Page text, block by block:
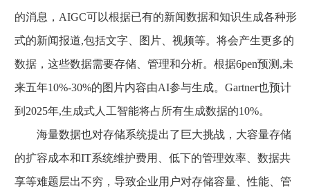
的消息，AIGC可以根据已有的新闻数据和知识生成各种形
式的新闻报道,包括文字、图片、视频等。将会产生更多的
数据，这些数据需要存储、管理和分析。根据6pen预测,未
来五年10%-30%的图片内容由AI参与生成。Gartner也预计
到2025年,生成式人工智能将占所有生成数据的10%。
海量数据也对存储系统提出了巨大挑战，大容量存储
的扩容成本和IT系统维护费用、低下的管理效率、数据共
享等难题层出不穷，导致企业用户对存储容量、性能、管